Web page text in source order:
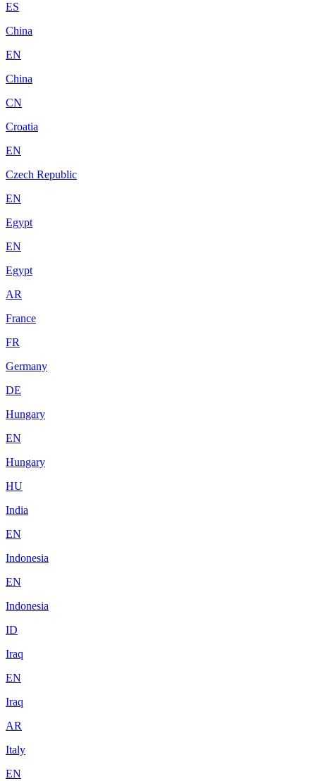
ES
China
EN
China
CN
Croatia
EN
Czech Republic
EN
Egypt
EN
Egypt
AR
France
FR
Germany
DE
Hungary
EN
Hungary
HU
India
EN
Indonesia
EN
Indonesia
ID
Iraq
EN
Iraq
AR
Italy
EN